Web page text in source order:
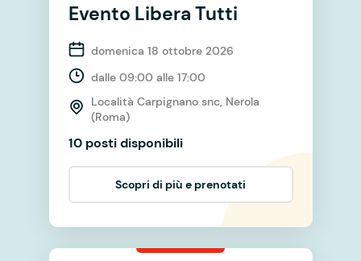
Evento Libera Tutti
domenica 18 ottobre 2026
dalle 09:00 alle 17:00
Località Carpignano snc, Nerola
(Roma)
10 posti disponibili
Scopri di più e prenotati